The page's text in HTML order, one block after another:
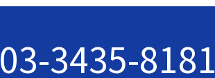
03-3435-8181